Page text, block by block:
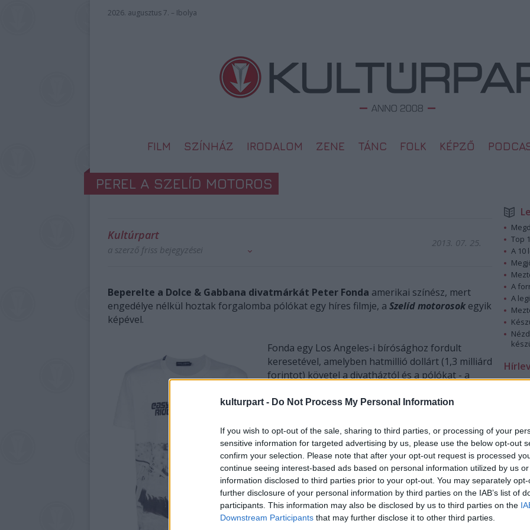
kulturpart - Do Not Process My Personal Information
If you wish to opt-out of the sale, sharing to third parties, or processing of your
sensitive information for targeted advertising by us, please use the below opt-out
confirm your selection. Please note that after your opt-out request is processed
continue seeing interest-based ads based on personal information utilized by us
information disclosed to third parties prior to your opt-out. You may separately
further disclosure of your personal information by third parties on the IAB’s list of
participants. This information may also be disclosed by us to third parties on the
Downstream Participants that may further disclose it to other third parties.
2026. augusztus 7. – Ibolya
FILM SZÍNHÁZ IRODALOM ZENE TÁNC FOLK KÉPZŐ
PEREL A SZELÍD MOTOROS
Kultúrpart
a szerző friss bejegyzései
2013. 07. 25.
Beperelte a Dolce & Gabbana divatmárkát Peter Fonda amerikai színész, mert
engedélye nélkül hoztak forgalomba pólókat egy híres filmje, a Szelíd motorosokegyik
képével.
Fonda egy Los Angeles-i bírósághoz fordult
keresetével, amelyben hatmillió dollárt (1,3 milliárd
forintot) követel a divatháztól és a pólókat - a
Nordstromtól "békéje, boldogsága, jóindulata és
A dokumentumokban a 63 esztendős filmszínész
arra hivatkozik, hogy engedélye nélkül került a
Szelíd motorosokban általa alakított Wyatt motoros
képe az ingekre -írta a BBC hírportálja szerdán.
Az olasz divattervező párost, Domenico Dolcét és
Stefano Gabbanát a múlt héten ítélte
Top
A 10
A
A